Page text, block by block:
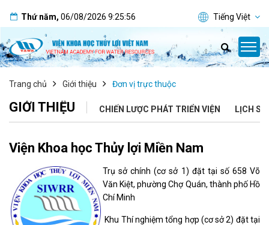
Thứ năm, 06/08/2026 9:25:57 Tiếng Việt
Trang chủ Giới thiệu Đơn vị trực thuộc
GIỚI THIỆU CHIẾN LƯỢC PHÁT TRIỂN VIỆN LỊCH
Viện Khoa học Thủy lợi Miền Nam
Trụ sở chính (cơ sở 1) đặt tại số 658 Võ
Văn Kiệt, phường Chợ Quán, thành phố Hồ
Chí Minh
Khu Thí nghiệm tổng hợp (cơ sở 2) đặt tại